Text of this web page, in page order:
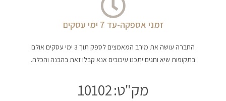
זמני אספקה-עד 7 ימי עסקים
החברה עושה את מירב המאמצים לספק תוך 3 ימי עסקים אולם
בתקופות שיא וחגים יתכנו עיכובים אנא קבלו זאת בהבנה והכלה.
מק"ט:10102